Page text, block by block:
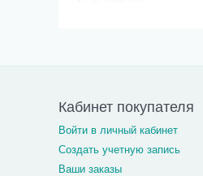
Кабинет покупателя
Войти в личный кабинет
Создать учетную запись
Ваши заказы